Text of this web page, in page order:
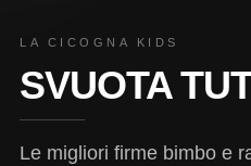
LA CICOGNA KIDS
SVUOTA
Le migliori firme bimbo e